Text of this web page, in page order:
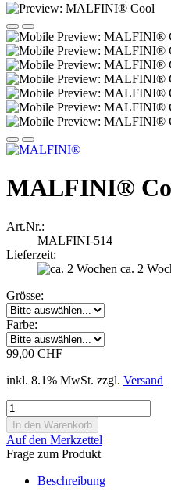
MALFINI®
Art.Nr.:
MALFINI-514
Lieferzeit:
ca. 2
Grösse:
Farbe:
99,00 CHF
inkl. 8.1% MwSt. zzgl. Versand
Auf den Merkzettel
Frage zum Produkt
Beschreibung